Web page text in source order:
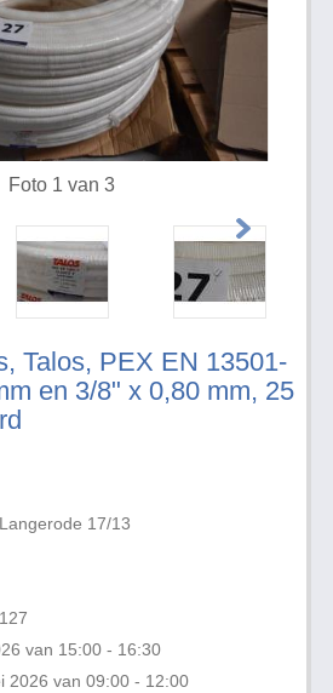
Talos, PEX EN 13501-
en 3/8" x 0,80 mm, 25
17/13
van 15:00 - 16:30
2026 van 09:00 - 12:00
Foto 1 van 3